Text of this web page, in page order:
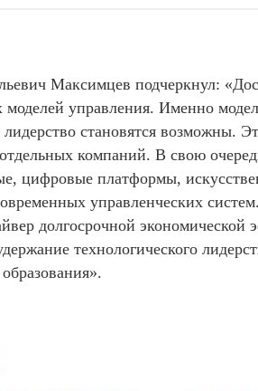
Максимцев подчеркнул:
моделей управления. Именно
становятся возможны.
компаний. В свою
цифровые платформы,
управленческих
долгосрочной экономической
технологического